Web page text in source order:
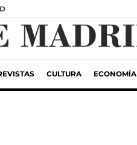
CULTURA ECONOMÍA